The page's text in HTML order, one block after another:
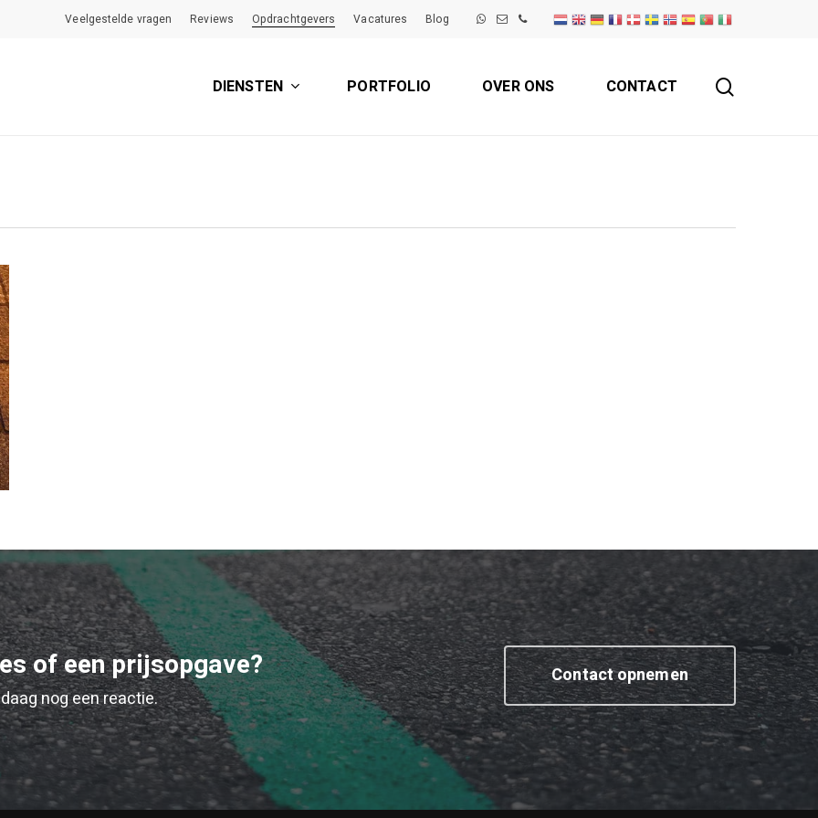
Veelgestelde vragen Reviews Opdrachtgevers Vacatures Blog
DIENSTEN PORTFOLIO OVER ONS CONTACT
of een prijsopgave?
nog een reactie.
Contact opnemen